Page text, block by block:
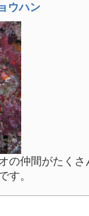
ウハン
の仲間がたく
す。